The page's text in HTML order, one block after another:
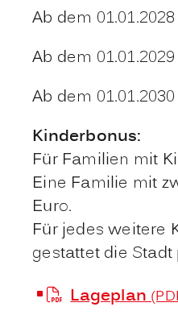
Ab dem
Ab dem
Ab dem
Kinderbonus:
Für Familien mit
Eine Familie mit
Euro.
Für jedes weitere
gestattet die Stadt
Lageplan